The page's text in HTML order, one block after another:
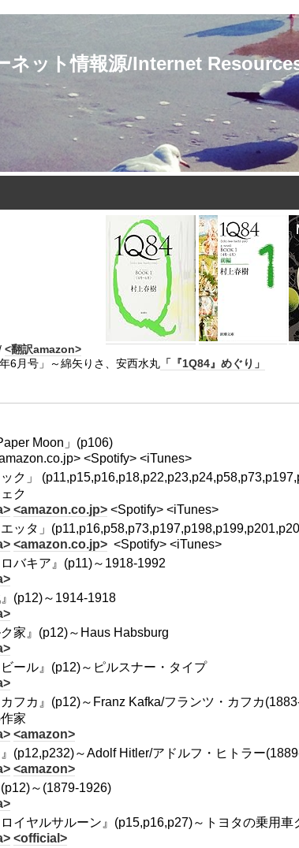
ネット情報源/Internet
<翻訳amazon>
6月号」～綿矢りさ、安西水丸 「『1Q84』めぐり」
Moon」(p106)
<Spotify> <iTunes>
ック」
ク
<amazon.co.jp> <Spotify> <iTunes>
エッタ」
<amazon.co.jp> <Spotify> <iTunes>
ロバキア』(p11)～1918-1992
』(p12)～1914-1918
ク家』(p12)～Haus Habsburg
ビール』(p12)～ピルスナー・タイプ
カフカ』(p12)～Franz Kafka/フランツ・カフカ
家
<amazon>
』(p12,p232)～Adolf Hitler/アドルフ・ヒトラー
<amazon>
(p12)～(1879-1926)
ロイヤルサルーン』(p15,p16,p27)～トヨタの乗用
<official>